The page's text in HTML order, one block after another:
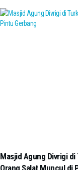
Masjid Agung Divrigi di
Orang Salat Muncul di